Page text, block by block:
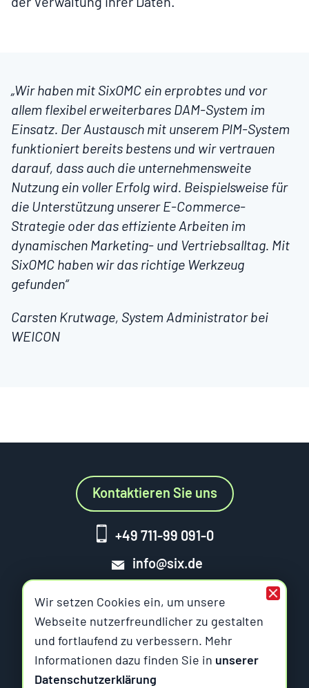
„Wir haben mit SixOMC ein erprobtes und vor
allem flexibel erweiterbares DAM-System im
Einsatz. Der Austausch mit unserem PIM-System
funktioniert bereits bestens und wir vertrauen
darauf, dass auch die unternehmensweite
Nutzung ein voller Erfolg wird. Beispielsweise für
die Unterstützung unserer E-Commerce-
Strategie oder das effiziente Arbeiten im
dynamischen Marketing- und Vertriebsalltag. Mit
SixOMC haben wir das richtige Werkzeug
gefunden“
Carsten Krutwage, System Administrator bei
WEICON
Six Offene Systeme
Kontaktieren Sie uns
+49 711-99 091-0
info@six.de
Wir setzen Cookies ein, um unsere
Webseite nutzerfreundlicher zu gestalten
und fortlaufend zu verbessern. Mehr
Informationen dazu finden Sie in unserer
Datenschutzerklärung